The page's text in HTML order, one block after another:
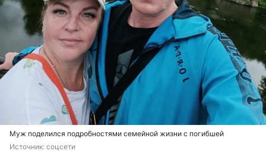
Муж поделился подробностями семейной жизни с погибшей
Источник: соцсети